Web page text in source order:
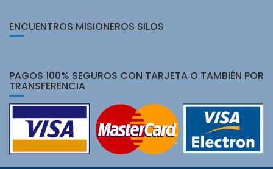
ENCUENTROS MISIONEROS SILOS
PAGOS 100% SEGUROS CON TARJETA O TAMBIÉN POR
TRANSFERENCIA